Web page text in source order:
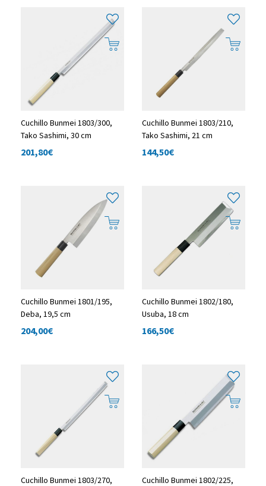
Cuchillo Bunmei 1803/300,
Tako Sashimi, 30 cm
201,80€
Cuchillo Bunmei 1803/210,
Tako Sashimi, 21 cm
144,50€
Cuchillo Bunmei 1801/195,
Deba, 19,5 cm
204,00€
Cuchillo Bunmei 1802/180,
Usuba, 18 cm
166,50€
Cuchillo Bunmei 1803/270,
Cuchillo Bunmei 1802/225,